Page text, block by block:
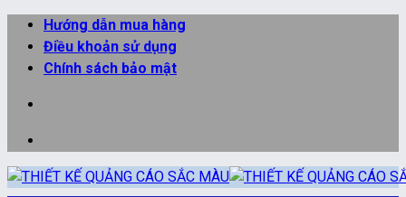
qua
Hướng dẫn mua hàng
Điều khoản sử dụng
Chính sách bảo mật